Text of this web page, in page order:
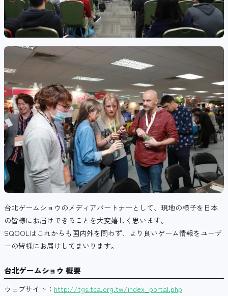
台北ゲームショウのメディアパートナーとして、現地の様子を日本
の皆様にお届けできることを大変嬉しく思います。
SQOOLはこれからも国内外を問わず、より良いゲーム情報をユーザ
ーの皆様にお届けしてまいります。
台北ゲームショウ 概要
ウェブサイト： http://tgs.tca.org.tw/index_portal.php